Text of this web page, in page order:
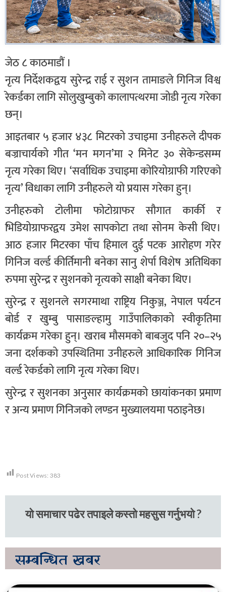
जेठ ८ काठमाडौं ।
नृत्य निर्देशकद्वय सुरेन्द्र राई र सुशन तामाङले गिनिज विश्व
रेकर्डका लागि सोलुखुम्बुको कालापत्थरमा जोडी नृत्य गरेका
छन्।
आइतबार ५ हजार ४३८ मिटरको उचाइमा उनीहरुले दीपक
बज्राचार्यको गीत ‘मन मगन’मा २ मिनेट ३० सेकेन्डसम्म
नृत्य गरेका थिए। ‘सर्वाधिक उचाइमा कोरियोग्राफी गरिएको
नृत्य’ विधाका लागि उनीहरुले यो प्रयास गरेका हुन्।
उनीहरुको टोलीमा फोटोग्राफर सौगात कार्की र
भिडियोग्राफरद्वय उमेश सापकोटा तथा सोनम केसी थिए।
आठ हजार मिटरका पाँच हिमाल दुई पटक आरोहण गरेर
गिनिज वर्ल्ड कीर्तिमानी बनेका सानु शेर्पा विशेष अतिथिका
रुपमा सुरेन्द्र र सुशनको नृत्यको साक्षी बनेका थिए।
सुरेन्द्र र सुशनले सगरमाथा राष्ट्रिय निकुञ्ज, नेपाल पर्यटन
बोर्ड र खुम्बु पासाङल्हामु गाउँपालिकाको स्वीकृतिमा
कार्यक्रम गरेका हुन्। खराब मौसमको बाबजुद पनि २०–२५
जना दर्शकको उपस्थितिमा उनीहरुले आधिकारिक गिनिज
वर्ल्ड रेकर्डको लागि नृत्य गरेका थिए।
सुरेन्द्र र सुशनका अनुसार कार्यक्रमको छायांकनका प्रमाण
र अन्य प्रमाण गिनिजको लण्डन मुख्यालयमा पठाइनेछ।
Post Views: 383
यो समाचार पढेर तपाइले कस्तो महसुस गर्नुभयो ?
सम्बन्धित खबर